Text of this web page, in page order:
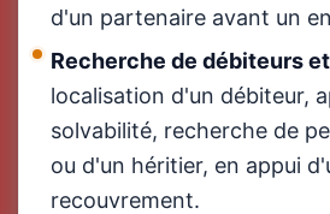
d'un partenaire avant un
Recherche de débiteurs
localisation d'un débiteur,
solvabilité, recherche de
ou d'un héritier, en appui
recouvrement.